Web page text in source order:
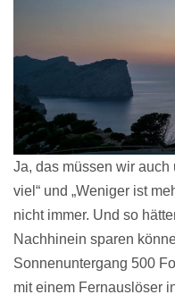
Ja, das müssen wir auch
viel“ und „Weniger ist
nicht immer. Und so
Nachhinein sparen
Sonnenuntergang 500
mit einem Fernauslöser